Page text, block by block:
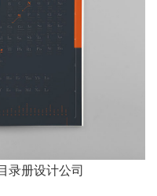
录册设计公司